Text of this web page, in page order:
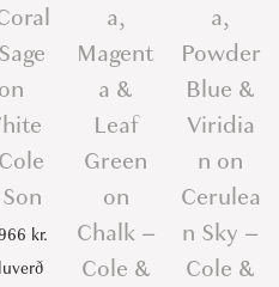
on
kr.
a,
Magent
a &
Leaf
Green
on
Chalk –
Cole &
a,
Powder
Blue &
Viridia
n on
Cerulea
n Sky –
Cole &